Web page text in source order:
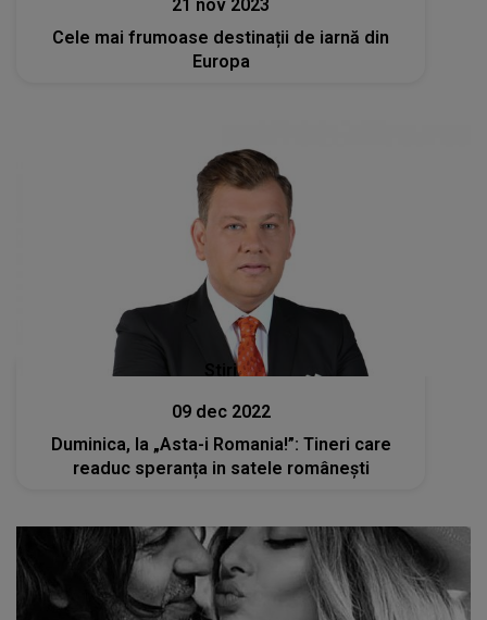
21 nov 2023
Cele mai frumoase destinații de iarnă din
Europa
Stiri
09 dec 2022
Duminica, la „Asta-i Romania!”: Tineri care
readuc speranța in satele românești